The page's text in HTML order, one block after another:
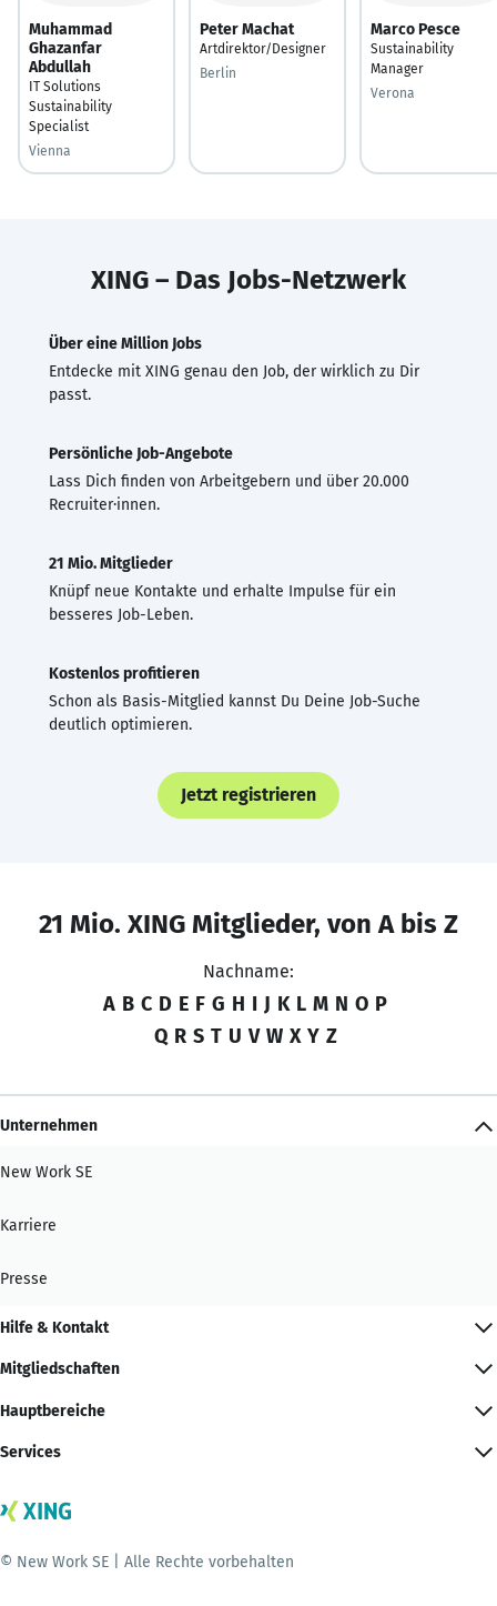
Muhammad
Ghazanfar
Abdullah
IT Solutions
Sustainability
Specialist
Vienna
Peter Machat
Artdirektor/Designer
Berlin
Marco Pesce
Sustainability
Manager
Verona
XING – Das Jobs-Netzwerk
Über eine Million Jobs
Entdecke mit XING genau den Job, der wirklich zu Dir
passt.
Persönliche Job-Angebote
Lass Dich finden von Arbeitgebern und über 20.000
Recruiter·innen.
21 Mio. Mitglieder
Knüpf neue Kontakte und erhalte Impulse für ein
besseres Job-Leben.
Kostenlos profitieren
Schon als Basis-Mitglied kannst Du Deine Job-Suche
deutlich optimieren.
Jetzt registrieren
21 Mio. XING Mitglieder, von A bis Z
Nachname:
A B C D E F G H I J K L M N O P
Q R S T U V W X Y Z
Unternehmen
New Work SE
Karriere
Presse
Hilfe & Kontakt
Mitgliedschaften
Hauptbereiche
Services
© New Work SE | Alle Rechte vorbehalten